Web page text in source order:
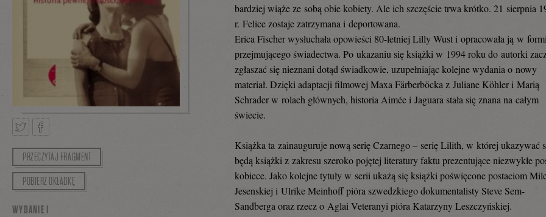
TweetnijPodziel
się
bardziej wiąże ze sobą obie kobiety. Ale ich szczęście trwa krótko. 21 sierpnia
r. Felice zostaje zatrzymana i deportowana.
Erica Fischer wysłuchała opowieści 80-letniej Lilly Wust i opracowała ją w
przejmującego świadectwa. Po ukazaniu się książki w 1994 roku do autorki
zgłaszać się nieznani dotąd świadkowie, uzupełniając kolejne wydania o nowy
materiał. Dzięki adaptacji filmowej Maxa Färberböcka z Juliane Köhler i Marią
Schrader w rolach głównych, historia Aimée i Jaguara stała się znana na całym
świecie.
Książka ta zainauguruje nową serię Czarnego – serię Lilith, w której ukazywać
będą książki z zakresu szeroko pojętej literatury faktu prezentujące niezwykłe
kobiece. Jako kolejne tytuły w serii ukażą się książki poświęcone postaciom
Jesenskiej i Ulrike Meinhoff pióra szwedzkiego dokumentalisty Steve Sem-
Sandberga oraz rzecz o Aglai Veteranyi pióra Katarzyny Leszczyńskiej.
PRZECZYTAJ FRAGMENT
POBIERZ OKŁADKĘ
WYDANIE I